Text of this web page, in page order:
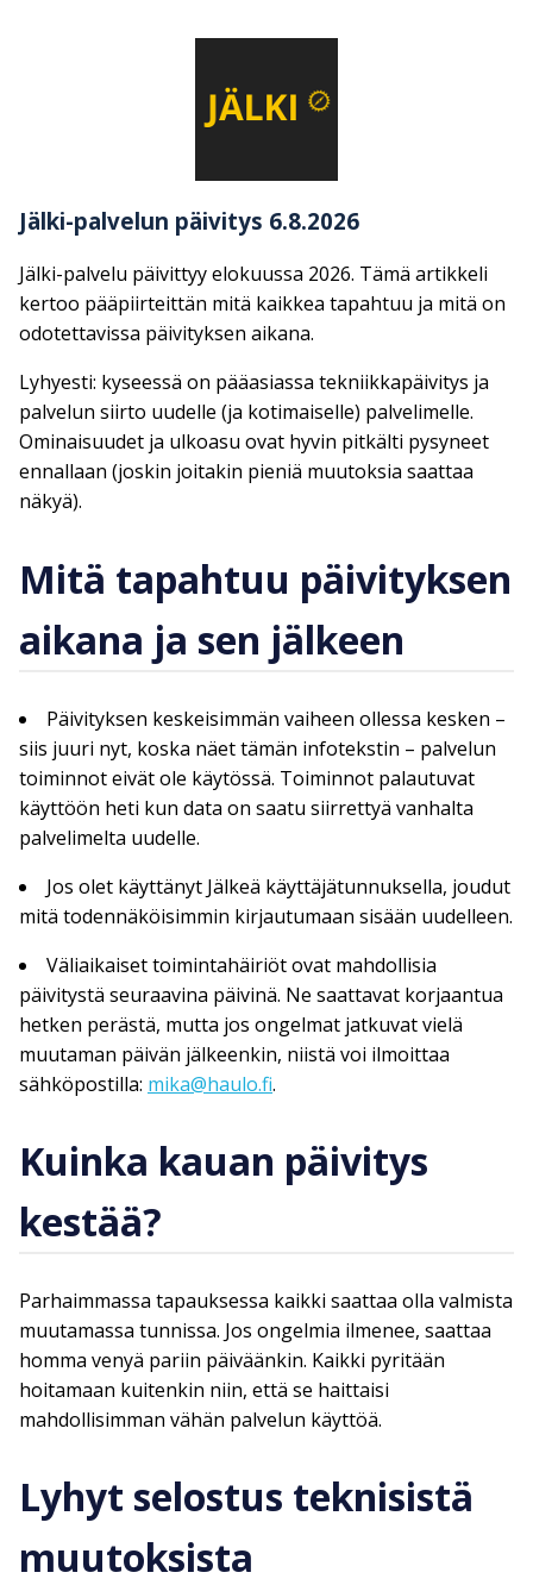
Jälki-palvelun päivitys 6.8.2026
Jälki-palvelu päivittyy elokuussa 2026. Tämä artikkeli
kertoo pääpiirteittän mitä kaikkea tapahtuu ja mitä on
odotettavissa päivityksen aikana.
Lyhyesti: kyseessä on pääasiassa tekniikkapäivitys ja
palvelun siirto uudelle (ja kotimaiselle) palvelimelle.
Ominaisuudet ja ulkoasu ovat hyvin pitkälti pysyneet
ennallaan (joskin joitakin pieniä muutoksia saattaa
näkyä).
Mitä tapahtuu päivityksen
aikana ja sen jälkeen
Päivityksen keskeisimmän vaiheen ollessa kesken –
siis juuri nyt, koska näet tämän infotekstin – palvelun
toiminnot eivät ole käytössä. Toiminnot palautuvat
käyttöön heti kun data on saatu siirrettyä vanhalta
palvelimelta uudelle.
Jos olet käyttänyt Jälkeä käyttäjätunnuksella, joudut
mitä todennäköisimmin kirjautumaan sisään uudelleen.
Väliaikaiset toimintahäiriöt ovat mahdollisia
päivitystä seuraavina päivinä. Ne saattavat korjaantua
hetken perästä, mutta jos ongelmat jatkuvat vielä
muutaman päivän jälkeenkin, niistä voi ilmoittaa
sähköpostilla: mika@haulo.fi.
Kuinka kauan päivitys
kestää?
Parhaimmassa tapauksessa kaikki saattaa olla valmista
muutamassa tunnissa. Jos ongelmia ilmenee, saattaa
homma venyä pariin päiväänkin. Kaikki pyritään
hoitamaan kuitenkin niin, että se haittaisi
mahdollisimman vähän palvelun käyttöä.
Lyhyt selostus teknisistä
muutoksista